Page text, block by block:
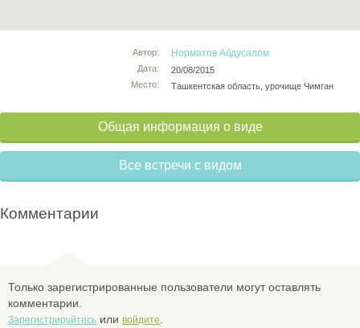
Автор:
Дата:
Место:
Норматов Абдусалом
20/08/2015
Ташкентская область, урочище Чимган
Общая информация о виде
Все встречи с видом
Комментарии
Только зарегистрированные пользователи могут оставлять
комментарии.
Зарегистрируйтесь или войдите